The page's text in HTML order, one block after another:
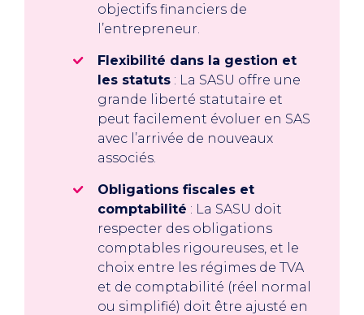
objectifs financiers de
l’entrepreneur.
Flexibilité dans la gestion et
les statuts : La SASU offre une
grande liberté statutaire et
peut facilement évoluer en SAS
avec l’arrivée de nouveaux
associés.
Obligations fiscales et
comptabilité : La SASU doit
respecter des obligations
comptables rigoureuses, et le
choix entre les régimes de TVA
et de comptabilité (réel normal
ou simplifié) doit être ajusté en